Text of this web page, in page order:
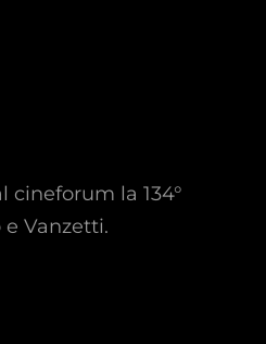
cineforum la 134°
e Vanzetti.